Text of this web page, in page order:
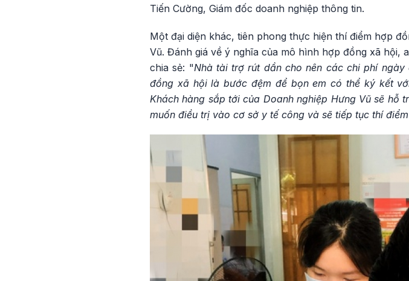
Tiến Cường, Giám đốc doanh nghiệp thông tin.
Một đại diện khác, tiên phong thực hiện thí điểm hợp
Vũ. Đánh giá về ý nghĩa của mô hình hợp đồng xã hội,
chia sẻ: "Nhà tài trợ rút dần cho nên các chi phí
đồng xã hội là bước đệm để bọn em có thể ký kết
Khách hàng sắp tới của Doanh nghiệp Hưng Vũ sẽ
muốn điều trị vào cơ sở y tế công và sẽ tiếp tục thí